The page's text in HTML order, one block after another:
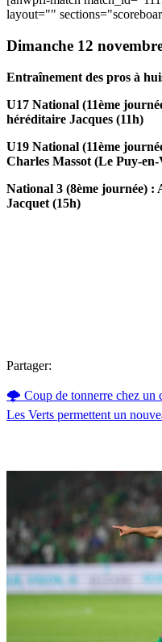
layout=""
Dimanche 12
Entraînement des pros à
U17 National (11ème
héréditaire Jacques (11h)
U19 National (11ème
Charles Massot (Le Puy-en-
National 3 (8ème journée) :
Jacquet (15h)
Partager:
🌩 Coup de tonnerre chez un
Les Verts permettent un